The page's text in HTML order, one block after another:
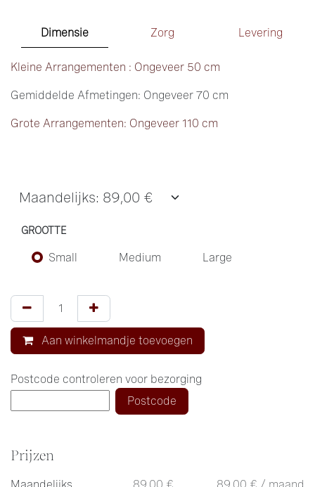
Dimensie Zorg Levering
Kleine Arrangementen : Ongeveer 50 cm
Gemiddelde Afmetingen: Ongeveer 70 cm
Grote Arrangementen: Ongeveer 110 cm
GROOTTE
Small Medium Large
Aan winkelmandje toevoegen
Postcode controleren voor bezorging
Postcode
Prijzen